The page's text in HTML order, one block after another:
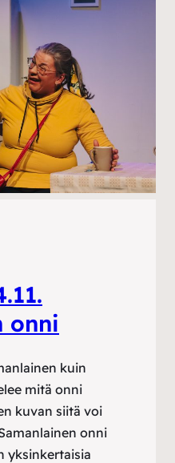
onni
kuin
mitä onni
kuvan siitä voi
onni
yksinkertaisia